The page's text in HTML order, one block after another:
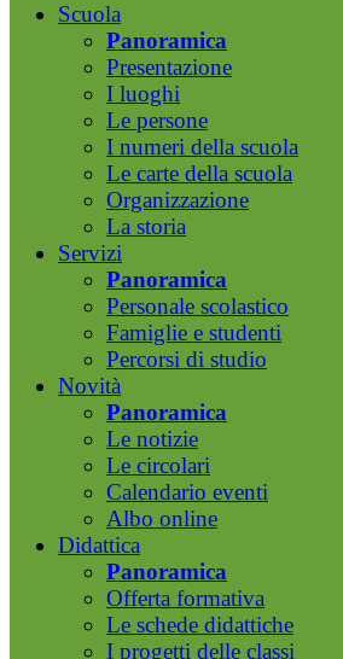
Scuola
Panoramica
Presentazione
I luoghi
Le persone
I numeri della scuola
Le carte della scuola
Organizzazione
La storia
Servizi
Panoramica
Personale scolastico
Famiglie e studenti
Percorsi di studio
Novità
Panoramica
Le notizie
Le circolari
Calendario eventi
Albo online
Didattica
Panoramica
Offerta formativa
Le schede didattiche
I progetti delle classi